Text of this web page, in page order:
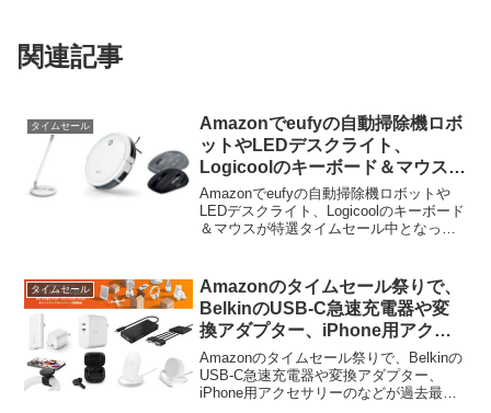
関連記事
タイムセール
Amazonでeufyの自動掃除機ロボ
ットやLEDデスクライト、
Logicoolのキーボード＆マウスが
特選タイムセール中。
Amazonでeufyの自動掃除機ロボットや
LEDデスクライト、Logicoolのキーボード
＆マウスが特選タイムセール中となって
ブランド「eufy」の「e...
タイムセール
Amazonのタイムセール祭りで、
BelkinのUSB-C急速充電器や変
換アダプター、iPhone用アクセ
サリーのなどが過去最安価格で販
売中。
Amazonのタイムセール祭りで、Belkinの
USB-C急速充電器や変換アダプター、
iPhone用アクセサリーのなどが過去最安